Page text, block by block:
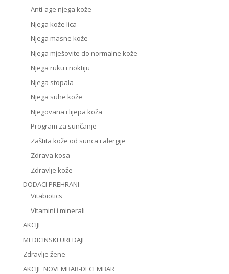
Anti-age njega kože
Njega kože lica
Njega masne kože
Njega mješovite do normalne kože
Njega ruku i noktiju
Njega stopala
Njega suhe kože
Njegovana i lijepa koža
Program za sunčanje
Zaštita kože od sunca i alergije
Zdrava kosa
Zdravlje kože
DODACI PREHRANI
Vitabiotics
Vitamini i minerali
AKCIJE
MEDICINSKI UREDAJI
Zdravlje žene
AKCIJE NOVEMBAR-DECEMBAR